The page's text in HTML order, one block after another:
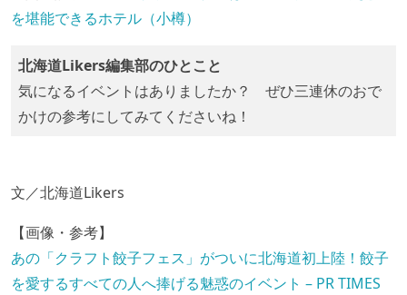
を堪能できるホテル（小樽）
北海道Likers編集部のひとこと
気になるイベントはありましたか？ ぜひ三連休のおで
かけの参考にしてみてくださいね！
文／北海道Likers
【画像・参考】
あの「クラフト餃子フェス」がついに北海道初上陸！餃子
を愛するすべての人へ捧げる魅惑のイベント – PR TIMES